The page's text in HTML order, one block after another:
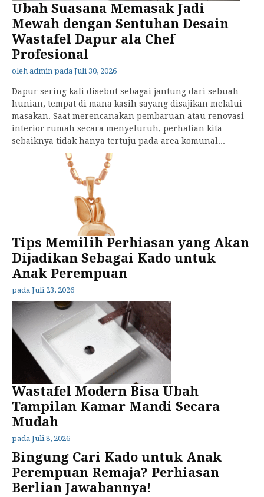
Ubah Suasana Memasak Jadi
Mewah dengan Sentuhan Desain
Wastafel Dapur ala Chef
Profesional
oleh admin pada Juli 30, 2026
Dapur sering kali disebut sebagai jantung dari sebuah
hunian, tempat di mana kasih sayang disajikan melalui
masakan. Saat merencanakan pembaruan atau renovasi
interior rumah secara menyeluruh, perhatian kita
sebaiknya tidak hanya tertuju pada area komunal...
Tips Memilih Perhiasan yang Akan
Dijadikan Sebagai Kado untuk
Anak Perempuan
pada Juli 23, 2026
Wastafel Modern Bisa Ubah
Tampilan Kamar Mandi Secara
Mudah
pada Juli 8, 2026
Bingung Cari Kado untuk Anak
Perempuan Remaja? Perhiasan
Berlian Jawabannya!